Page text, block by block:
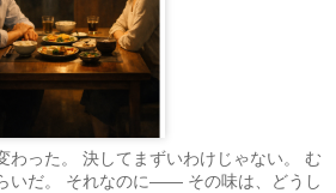
わった。 決してまずいわけじゃない。 む
いだ。 それなのに―― その味は、どうし